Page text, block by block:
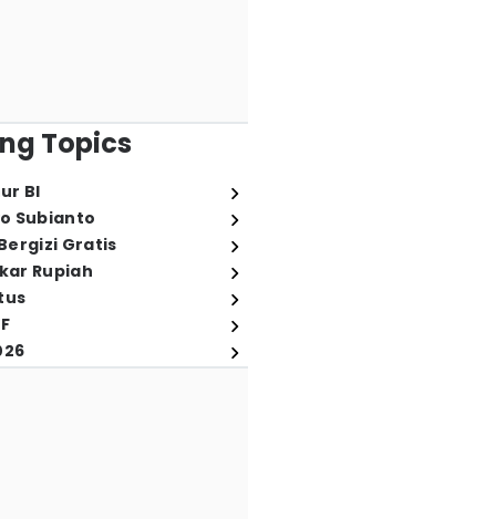
Topics
BI
Subianto
Gratis
Rupiah